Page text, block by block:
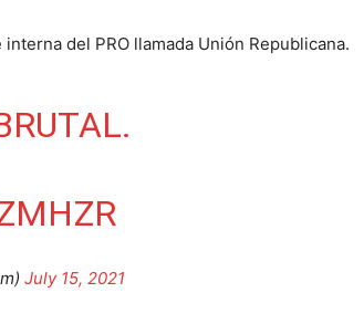
del PRO llamada Unión Republicana.
July 15, 2021